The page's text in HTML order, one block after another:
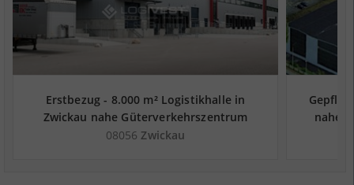
Erstbezug - 8.000 m² Logistikhalle in
Zwickau nahe Güterverkehrszentrum
Terminal Glauchau (Hof, Sonneberg,
08056Zwickau
nahe